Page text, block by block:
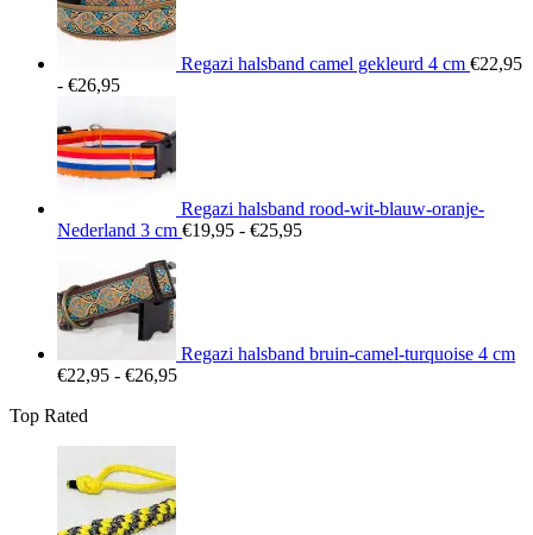
Regazi halsband camel gekleurd 4 cm €22,95
- €26,95Prijsklasse:
tot
€26,95
Regazi halsband rood-wit-blauw-oranje-
Nederland 3 cm €19,95 - €25,95Prijsklasse:
Regazi halsband bruin-camel-turquoise 4 cm
€22,95 - €26,95Prijsklasse:
Top Rated